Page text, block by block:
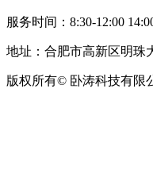
服务时间：8:30-12:00
地址：合肥市高新区明珠
版权所有© 卧涛科技有限